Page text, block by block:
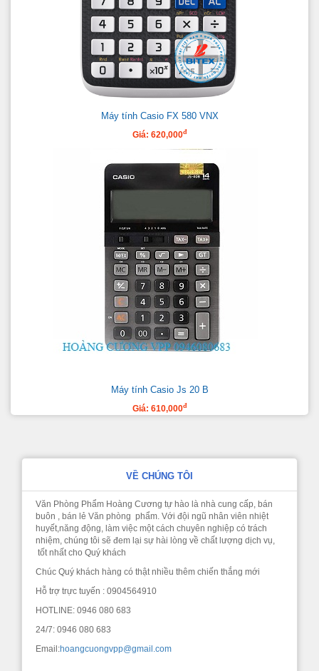
Máy tính Casio FX 580 VNX
Giá: 620,000đ
Máy tính Casio Js 20 B
Giá: 610,000đ
VỀ CHÚNG TÔI
Văn Phòng Phẩm Hoàng Cương tự hào là nhà cung cấp, bán
buôn , bán lẻ Văn phòng phẩm. Với đội ngũ nhân viên nhiệt
huyết,năng động, làm việc một cách chuyên nghiệp có trách
nhiệm, chúng tôi sẽ đem lại sự hài lòng về chất lượng dịch vụ,
tốt nhất cho Quý khách
Chúc Quý khách hàng có thật nhiều thêm chiến thắng mới
Hỗ trợ trực tuyến : 0904564910
HOTLINE: 0946 080 683
24/7: 0946 080 683
Email:hoangcuongvpp@gmail.com